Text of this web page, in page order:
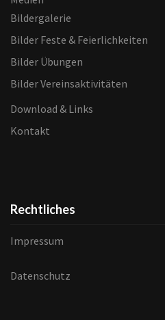
Bildergalerie
Bilder Feste & Feierlichkeiten
Bilder Übungen
Bilder Vereinsaktivitäten
Download & Links
Kontakt
Rechtliches
Impressum
Datenschutz